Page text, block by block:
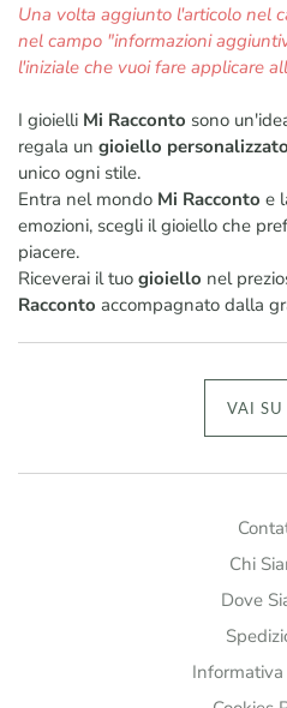
Una volta aggiunto l'articolo nel
nel campo "informazioni
l'iniziale che vuoi fare applicare
I gioielli Mi Racconto sono
regala un gioiello personalizzato
unico ogni stile.
Entra nel mondo Mi Racconto e
emozioni, scegli il gioiello che
piacere.
Riceverai il tuo gioiello nel
Racconto accompagnato dalla
VAI SU
Chi
Dove